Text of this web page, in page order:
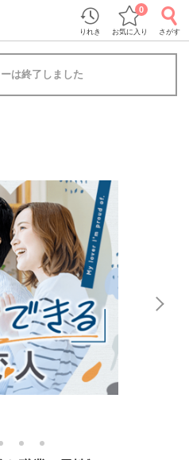
りれき お気に入り
0
さがす
は終了しました
2 3 4